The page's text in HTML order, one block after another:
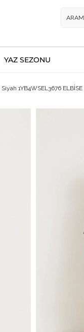
YAZ SEZONU
Siyah 1YB4WSEL3676 ELBİSE